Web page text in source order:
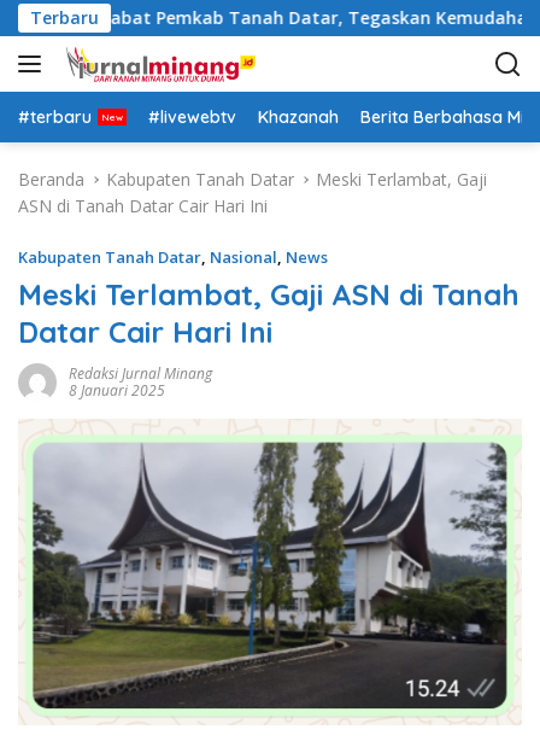
a
g
u
Terbaru
Pejabat Pemkab Tanah Datar, Tegaskan Kemudahan
#terbaru #livewebtv Khazanah Berita Berbahasa
Beranda Kabupaten Tanah Datar
Meski Terlambat, Gaji
ASN di Tanah Datar Cair Hari Ini
Kabupaten Tanah Datar, Nasional, News
Meski Terlambat, Gaji ASN di Tanah
Datar Cair Hari Ini
Redaksi Jurnal Minang
8 Januari 2025